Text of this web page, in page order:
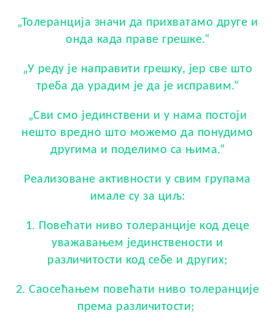
„Толеранција значи да прихватамо друге и
онда када праве грешке.“
„У реду је направити грешку, јер све што
треба да урадим је да је исправим.“
„Сви смо јединствени и у нама постоји
нешто вредно што можемо да понудимо
другима и поделимо са њима.“
Реализоване активности у свим групама
имале су за циљ:
1. Повећати ниво толеранције код деце
уважавањем јединствености и
различитости код себе и других;
2. Саосећањем повећати ниво толеранције
према различитости;